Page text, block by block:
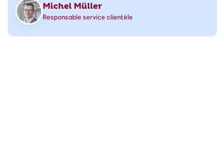
Michel Müller
Responsable service clientèle